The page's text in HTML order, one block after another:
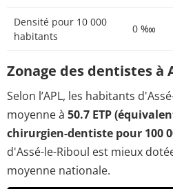
Densité pour 10 000
habitants
0 ‱
Zonage des dentistes à
Selon l’APL, les habitants
moyenne à 50.7 ETP
chirurgien-dentiste pour 100
d'Assé-le-Riboul est mieux
moyenne nationale.